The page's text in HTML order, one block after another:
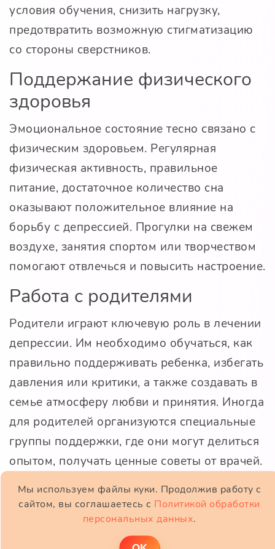
условия обучения, снизить нагрузку,
предотвратить возможную стигматизацию
со стороны сверстников.
Поддержание физического
здоровья
Эмоциональное состояние тесно связано с
физическим здоровьем. Регулярная
физическая активность, правильное
питание, достаточное количество сна
оказывают положительное влияние на
борьбу с депрессией. Прогулки на свежем
воздухе, занятия спортом или творчеством
помогают отвлечься и повысить настроение.
Работа с родителями
Родители играют ключевую роль в лечении
депрессии. Им необходимо обучаться, как
правильно поддерживать ребенка, избегать
давления или критики, а также создавать в
семье атмосферу любви и принятия. Иногда
для родителей организуются специальные
группы поддержки, где они могут делиться
опытом, получать ценные советы от врачей.
Вызовы, с которыми сталкиваются
родители, включают и поиск лечения. Как
Мы используем файлы куки. Продолжив работу с
сайтом, вы соглашаетесь с Политикой обработки
персональных данных.